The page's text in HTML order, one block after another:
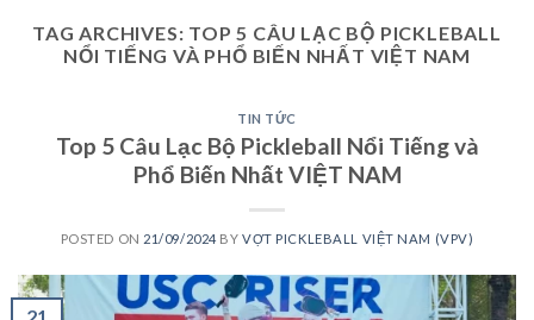
TAG ARCHIVES: TOP 5 CÂU LẠC BỘ PICKLEBALL
NỔI TIẾNG VÀ PHỔ BIẾN NHẤT VIỆT NAM
TIN TỨC
Top 5 Câu Lạc Bộ Pickleball Nổi Tiếng và
Phổ Biến Nhất VIỆT NAM
POSTED ON 21/09/2024 BYVỢT PICKLEBALL VIỆT NAM (VPV)